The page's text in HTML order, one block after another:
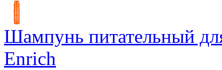
Шампунь питательный
Enrich